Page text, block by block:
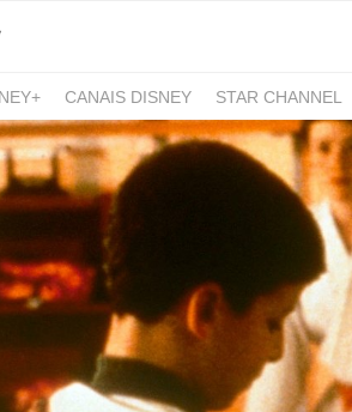
CANAIS DISNEY STAR CHANNEL
NATIONAL GEOGRAPHIC WILD